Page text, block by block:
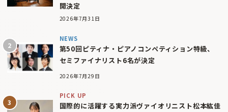
開決定
2026年7月31日
NEWS
第50回ピティナ・ピアノコンペティション特級、
セミファイナリスト6名が決定
2026年7月29日
PICK UP
国際的に活躍する実力派ヴァイオリニスト松本紘佳